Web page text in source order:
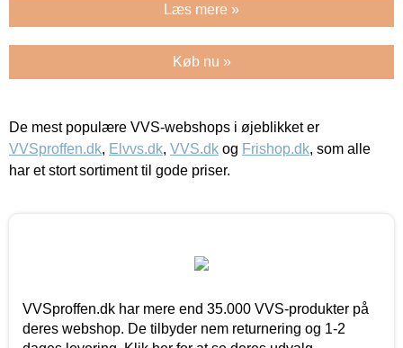
Læs mere »
Køb nu »
De mest populære VVS-webshops i øjeblikket er
VVSproffen.dk, Elvvs.dk, VVS.dk og Frishop.dk, som alle
har et stort sortiment til gode priser.
VVSproffen.dk har mere end 35.000 VVS-produkter på
deres webshop. De tilbyder nem returnering og 1-2